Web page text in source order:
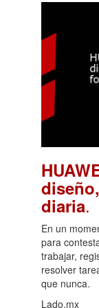
diaria.
En un
para
trabajar,
resolver
que nunca.
Lado.mx